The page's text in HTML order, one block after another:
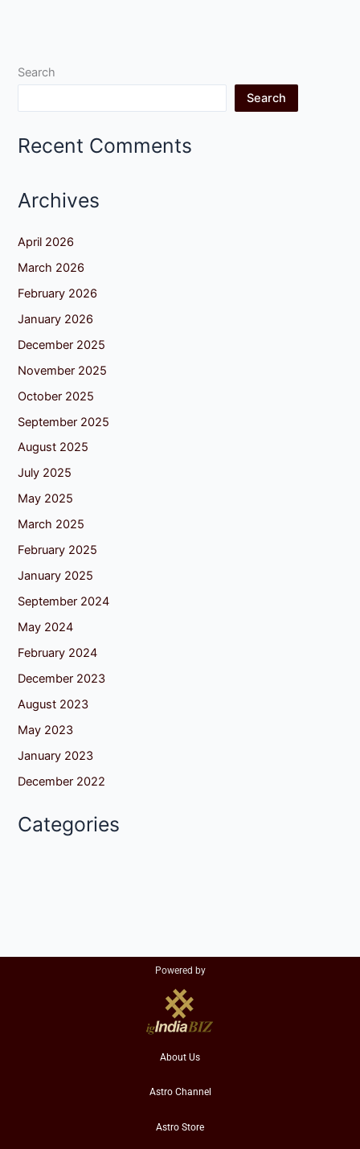
Search
Search
Recent Comments
Archives
April 2026
March 2026
February 2026
January 2026
December 2025
November 2025
October 2025
September 2025
August 2025
July 2025
May 2025
March 2025
February 2025
January 2025
September 2024
May 2024
February 2024
December 2023
August 2023
May 2023
January 2023
December 2022
Categories
Powered by
About Us
Astro Channel
Astro Store